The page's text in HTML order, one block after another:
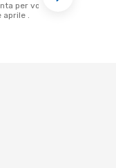
per volare
aprile .